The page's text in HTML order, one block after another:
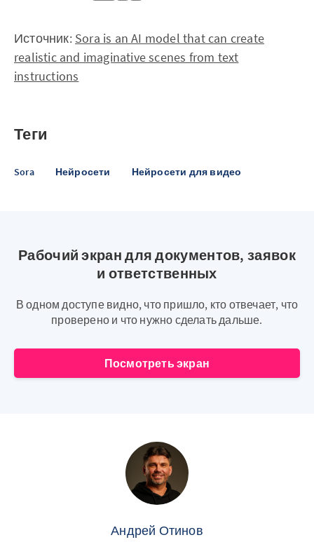
Источник: Sora is an AI model that can create
realistic and imaginative scenes from text
instructions
Теги
Sora Нейросети Нейросети для видео
Рабочий экран для документов, заявок
и ответственных
В одном доступе видно, что пришло, кто отвечает, что
проверено и что нужно сделать дальше.
Посмотреть экран
Андрей Отинов